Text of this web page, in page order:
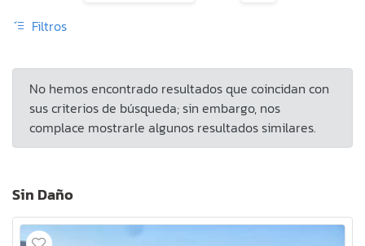
Filtros
No hemos encontrado resultados que coincidan con
sus criterios de búsqueda; sin embargo, nos
complace mostrarle algunos resultados similares.
Sin Daño